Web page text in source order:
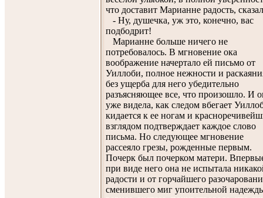
что доставит Марианне радость,
- Ну, душечка, уж это, конечно, вас
подбодрит!
Марианне больше ничего не
потребовалось. В мгновение ока
воображение начертало ей письмо от
Уиллоби, полное нежности и
без ущерба для него убедительно
разъясняющее все, что произошло. И
уже видела, как следом вбегает
кидается к ее ногам и
взглядом подтверждает каждое слово
письма. Но следующее мгновение
рассеяло грезы, рожденные первым.
Почерк был почерком матери.
при виде него она не испытала
радости и от горчайшего
сменившего миг упоительной